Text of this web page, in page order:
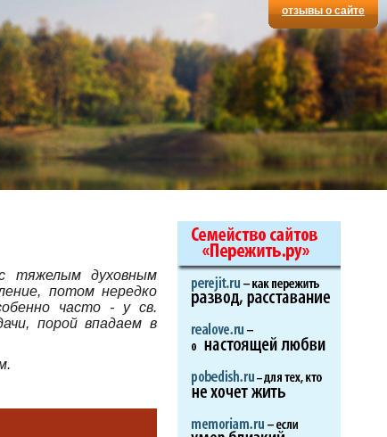
отзывы о сайте
тяжелым духовным
потом нередко
часто - у св.
порой впадаем в